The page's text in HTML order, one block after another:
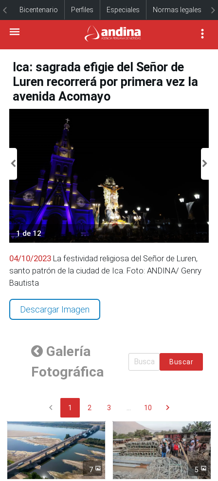
Bicentenario Perfiles Especiales Normas legales
Ica: sagrada efigie del Señor de
Luren recorrerá por primera vez la
avenida Acomayo
1 de 12
04/10/2023 La festividad religiosa del Señor de Luren,
santo patrón de la ciudad de Ica. Foto: ANDINA/ Genry
Bautista
Descargar Imagen
Galería
Fotográfica
Buscar
chevron_left 1 2 3 10 chevron_right
7 5